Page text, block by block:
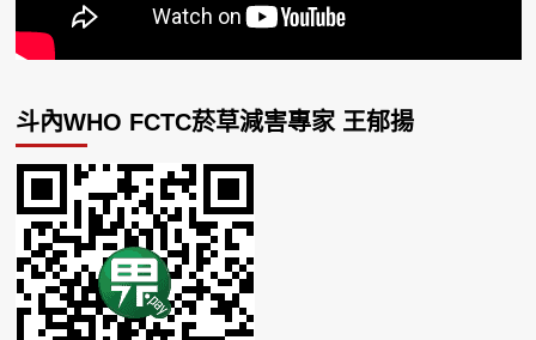
斗內WHO FCTC菸草減害專家 王郁揚